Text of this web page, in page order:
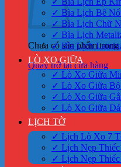
Chưa có sản phẩm trong
Quay trở lại cửa hàng
✓ Bìa Lịch Bế
✓ Bìa Lịch Chữ
✓ Bìa Lịch
✓ Bìa Lịch
LÒ XO GIỮA
✓ Lò Xo Giữa
✓ Lò Xo Giữa Bộ
✓ Lò Xo Giữa
✓ Lò Xo Giữa
LỊCH TỜ
✓ Lịch Lò Xo 7
✓ Lịch Nẹp
✓ Lịch Nẹp